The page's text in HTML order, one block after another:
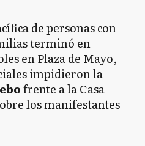
de personas con
terminó en
en Plaza de Mayo,
impidieron la
frente a la Casa
los manifestantes